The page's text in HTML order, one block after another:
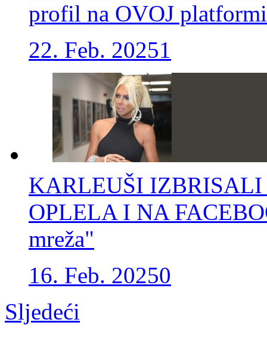
profil na OVOJ
22. Feb. 20251
KARLEUŠI
OPLELA I NA
mreža"
16. Feb. 20250
Sljedeći